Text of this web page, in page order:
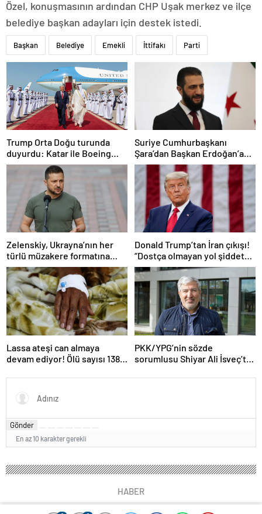
Özel, konuşmasının ardından CHP Uşak merkez ve ilçe
belediye başkan adayları için destek istedi.
Başkan Belediye Emekli İttifakı Parti
Trump Orta Doğu turunda
duyurdu: Katar ile Boeing
arasında 200 milyar dolarlık
Suriye Cumhurbaşkanı
Şara’dan Başkan Erdoğan’a
teşekkür
Zelenskiy, Ukrayna’nın her
türlü müzakere formatına
hazır olduğunu duyurdu!
Donald Trump’tan İran çıkışı!
“Dostça olmayan yol şiddet
içeriyor ve ben bunu
istemiyorum”
Lassa ateşi can almaya
devam ediyor! Ölü sayısı 138’e
PKK/YPG’nin sözde
sorumlusu Shiyar Ali İsveç’te
Gönder
En az 10 karakter gerekli
HABER